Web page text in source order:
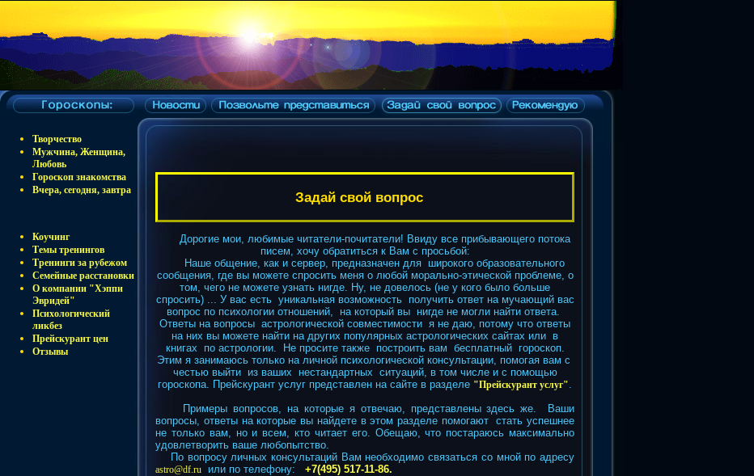
Творчество
Мужчина, Женщина,
Любовь
Гороскоп знакомства
Вчера, сегодня, завтра
Коучинг
Темы тренингов
Тренинги за рубежом
Семейные расстановки
О компании "Хэппи
Эвридей"
Психологический
ликбез
Прейскурант цен
Отзывы
Задай свой вопрос
Дорогие мои, любимые читатели-почитатели! Ввиду все прибывающего потока
писем, хочуобратиться к Вам с просьбой:
Наше общение, как и сервер, предназначен для широкого образовательного
сообщения, где вы можете спросить меня о любой морально-этической проблеме, о
том, чего не можете узнать нигде. Ну, не довелось (не у кого было больше
спросить) ... У вас есть уникальная возможность получить ответ на мучающий вас
вопрос по психологии отношений, на который вы нигде не могли найти ответа.
Ответы на вопросы астрологической совместимости я не даю, потому что ответы
на них вы можете найти на других популярных астрологических сайтах или в
книгах по астрологии. Не просите также построить вам бесплатный гороскоп.
Этим я занимаюсь только на личной психологической консультации, помогая вам с
честью выйти из ваших нестандартных ситуаций, в том числе и с помощью
гороскопа. Прейскурант услуг представлен на сайте в разделе "Прейскурант услуг".
Примеры вопросов, на которые я отвечаю, представлены здесь же.
Ваши
вопросы, ответы на которые вы найдете в этом разделе помогают стать успешнее
не только вам, но и всем, кто читает его. Обещаю, что постараюсь максимально
удовлетворить ваше любопытство.
По вопросу личных консультаций Вам необходимо связаться со мной по адресу
astro@df.ru или по телефону: +7(495) 517-11-86.